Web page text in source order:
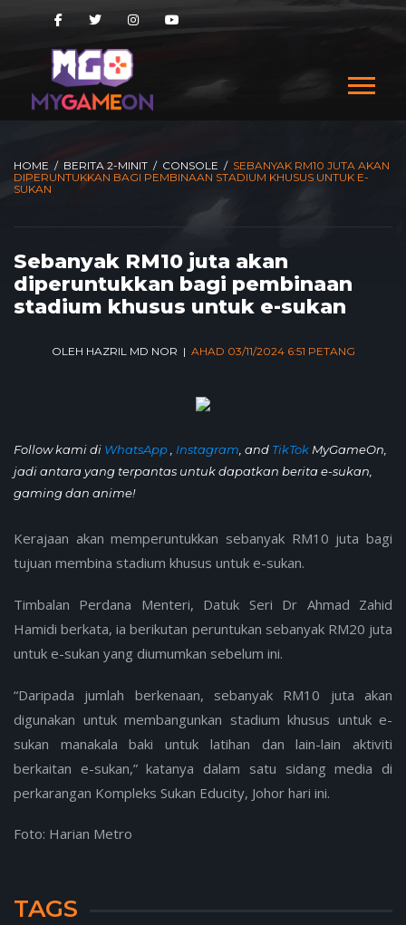
HOME / BERITA 2-MINIT / CONSOLE / SEBANYAK RM10 JUTA AKAN
DIPERUNTUKKAN BAGI PEMBINAAN STADIUM KHUSUS UNTUK E-
SUKAN
Sebanyak RM10 juta akan
diperuntukkan bagi pembinaan
stadium khusus untuk e-sukan
OLEH HAZRIL MD NOR | AHAD 03/11/2024 6:51 PETANG
Follow kami di WhatsApp Instagram , and TikTok MyGameOn,
jadi antara yang terpantas untuk dapatkan berita e-sukan,
gaming dan anime!
Kerajaan akan memperuntukkan sebanyak RM10 juta bagi
tujuan membina stadium khusus untuk e-sukan.
Timbalan Perdana Menteri, Datuk Seri Dr Ahmad Zahid
Hamidi berkata, ia berikutan peruntukan sebanyak RM20 juta
untuk e-sukan yang diumumkan sebelum ini.
“Daripada jumlah berkenaan, sebanyak RM10 juta akan
digunakan untuk membangunkan stadium khusus untuk e-
sukan manakala baki untuk latihan dan lain-lain aktiviti
berkaitan e-sukan,” katanya dalam satu sidang media di
perkarangan Kompleks Sukan Educity, Johor hari ini.
Foto: Harian Metro
TAGS